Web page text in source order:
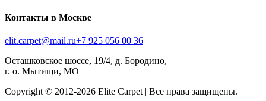
Контакты в Москве
elit.carpet@mail.ru+7 925 056 00 36
Осташковское шоссе, 19/4, д. Бородино,
г. о. Мытищи, МО
Copyright © 2012-2026 Elite Carpet | Все права защищены.